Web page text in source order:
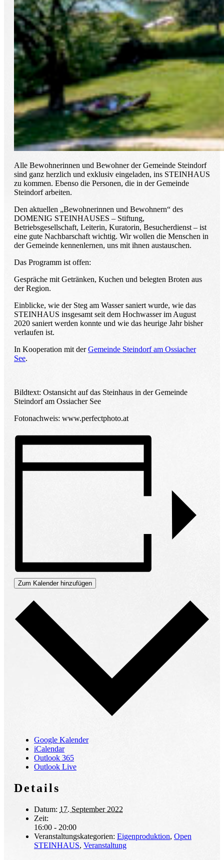
Alle Bewohnerinnen und Bewohner der Gemeinde Steindorf
sind ganz herzlich und exklusiv eingeladen, ins STEINHAUS
zu kommen. Ebenso die Personen, die in der Gemeinde
Steindorf arbeiten.
Den aktuellen „Bewohnerinnen und Bewohnern“ des
DOMENIG STEINHAUSES – Stiftung,
Betriebsgesellschaft, Leiterin, Kuratorin, Besucherdienst – ist
eine gute Nachbarschaft wichtig. Wir wollen die Menschen in
der Gemeinde kennenlernen, uns mit ihnen austauschen.
Das Programm ist offen:
Gespräche mit Getränken, Kuchen und belegten Broten aus
der Region.
Einblicke, wie der Steg am Wasser saniert wurde, wie das
STEINHAUS insgesamt seit dem Hochwasser im August
2020 saniert werden konnte und wie das heurige Jahr bisher
verlaufen ist.
In Kooperation mit derGemeinde Steindorf am Ossiacher
See.
Bildtext: Ostansicht auf das Steinhaus in der Gemeinde
Steindorf am Ossiacher See
Fotonachweis: www.perfectphoto.at
Zum Kalender hinzufügen
Google Kalender
iCalendar
Outlook 365
Outlook Live
Details
Datum: 17. September 2022
Zeit:
16:00 - 20:00
Veranstaltungskategorien: Eigenproduktion, Open
STEINHAUS, Veranstaltung